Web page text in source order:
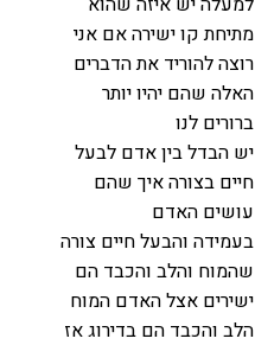
מתיחת קו ישירה אם אני
רוצה להוריד את הדברים
האלה שהם יהיו יותר
ברורים לנו
יש הבדל בין אדם לבעל
חיים בצורה איך שהם
עושים האדם
בעמידה והבעל חיים צורה
שהמוח והלב והכבד הם
ישירים אצל האדם המוח
הלב והכבד הם בדירוג אז